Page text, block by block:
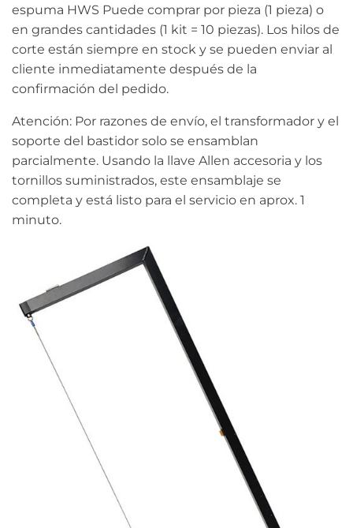
espuma HWS Puede comprar por pieza (1 pieza) o
en grandes cantidades (1 kit = 10 piezas). Los hilos de
corte están siempre en stock y se pueden enviar al
cliente inmediatamente después de la
confirmación del pedido.
Atención: Por razones de envío, el transformador y el
soporte del bastidor solo se ensamblan
parcialmente. Usando la llave Allen accesoria y los
tornillos suministrados, este ensamblaje se
completa y está listo para el servicio en aprox. 1
minuto.